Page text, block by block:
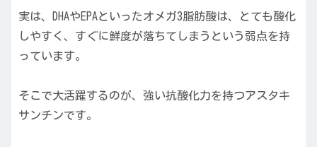
実は、DHAやEPAといったオメガ3脂肪酸は、とても酸化
しやすく、すぐに鮮度が落ちてしまうという弱点を持
っています。
そこで大活躍するのが、強い抗酸化力を持つアスタキ
サンチンです。